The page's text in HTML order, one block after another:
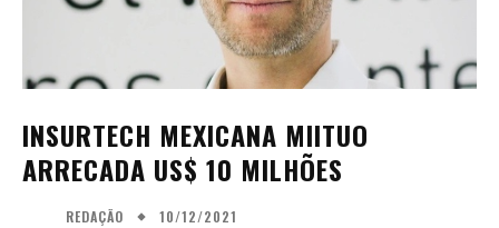
INSURTECH MEXICANA MIITUO
ARRECADA US$ 10 MILHÕES
REDAÇÃO 10/12/2021